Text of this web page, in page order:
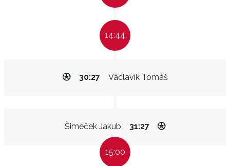
14:44
Václavík Tomáš
30:27
Šimeček Jakub 31:27
15:00